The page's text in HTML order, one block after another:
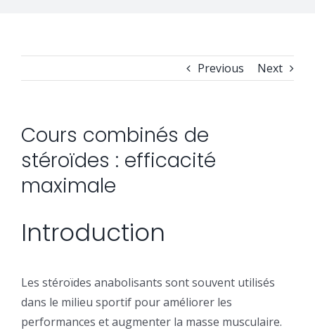
Internet Access Management
Next Generation Endpoint Security
Next Generation SIEM
Data Center Solutions
Huawei Datacenter
Dell EMC
Specialized Solutions
Previous Next
Cours combinés de
stéroïdes : efficacité
maximale
Introduction
Les stéroïdes anabolisants sont souvent utilisés
dans le milieu sportif pour améliorer les
performances et augmenter la masse musculaire.